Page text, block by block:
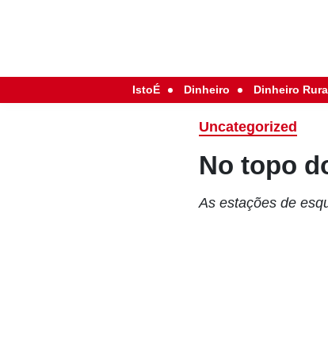
IstoÉ Dinheiro Dinheiro
Uncategorized
No topo
As estações de